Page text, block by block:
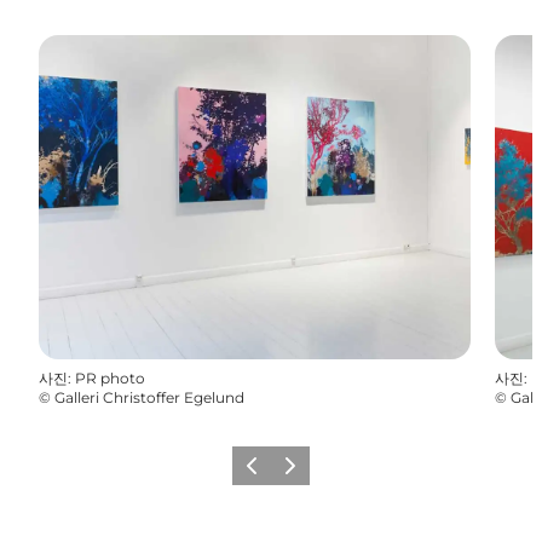
사진: PR photo
© Galleri Christoffer Egelund
사진:
©
이전 다음